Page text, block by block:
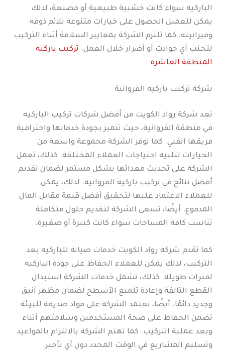
الباركيه سواء كانت خشبية طبيعية أو مصنعة، لذلك
يمكن للعميل الحصول على خيارات متنوعة تلائم ذوقه
وميزانيته. كما تلتزم الشركة بمعايير السلامة أثناء التركيب
لتجنب أي حوادث أو أضرار خلال العمل. تركيب باركيه
المنطقة العاشرة
شركة تركيب باركيه الفروانية
تعد شركة رواد الكويت من أفضل شركات تركيب الباركيه
في منطقة الفروانية، حيث تتميز بجودة خدماتها واحترافية
فريقها الفني. كما توفر الشركة مجموعة واسعة من
الخيارات لتلبية احتياجات العملاء المختلفة. كذلك، تعمل
الشركة على تحديث معداتها بشكل مستمر لضمان تقديم
أفضل نتائج في تركيب باركيه الفروانية. لذلك، يمكن
للعملاء الاعتماد عليها لتحقيق أفضل قيمة مقابل المال
المدفوع. أيضًا، تسعى الشركة لتقديم حلول متكاملة
تناسب كافة المساحات سواء كانت كبيرة أو صغيرة.
كما تقدم شركة رواد الكويت خدمات صيانة للباركيه بعد
التركيب، لذلك يمكن للعملاء الحفاظ على جودة الباركيه
لفترات طويلة. كذلك، تشمل خدمات الشركة استبدال
القطع التالفة وإعادة تلميع الأسطح لضمان مظهر أنيق
وجديد دائمًا. أيضًا، تعتمد الشركة على مواد صديقة للبيئة
تضمن الحفاظ على صحة المستخدمين وسلامتهم أثناء
وبعد عملية التركيب. كما تهتم الشركة بالالتزام بالمواعيد
وتسليم المشاريع في الوقت المحدد دون أي تأخير.